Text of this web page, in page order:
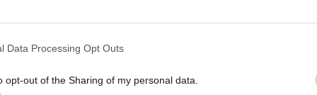
Data Processing Opt Outs
opt-out of the Sharing of my personal data.
για την Κοινή
Πολιτική και Άμυνα